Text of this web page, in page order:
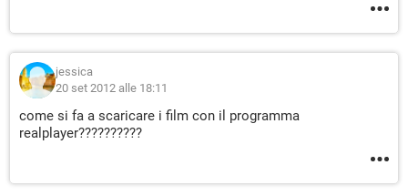
jessica
20 set 2012 alle 18:11
come si fa a scaricare i film con il programma
realplayer??????????